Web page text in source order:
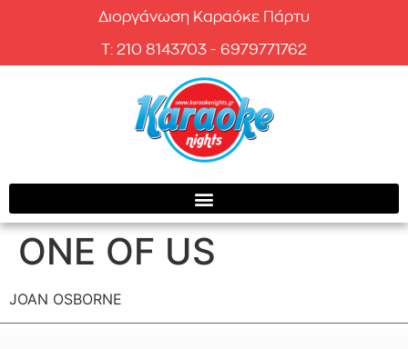
Διοργάνωση Καραόκε Πάρτυ
T: 210 8143703 - 6979771762
ONE OF US
JOAN OSBORNE